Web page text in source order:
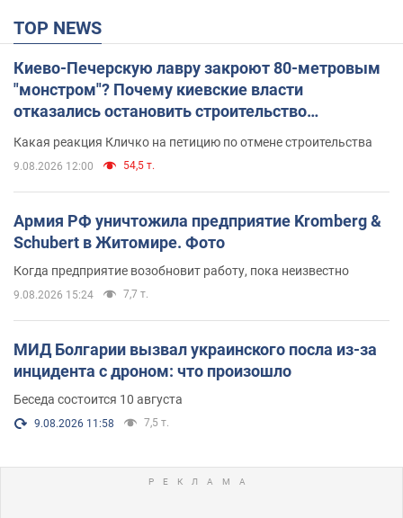
TOP NEWS
Киево-Печерскую лавру закроют 80-метровым
"монстром"? Почему киевские власти
отказались остановить строительство
Какая реакция Кличко на петицию по отмене строительства
9.08.2026 12:00 54,5 т.
Армия РФ уничтожила предприятие Kromberg &
Schubert в Житомире. Фото
Когда предприятие возобновит работу, пока неизвестно
9.08.2026 15:24 7,7 т.
МИД Болгарии вызвал украинского посла из-за
инцидента с дроном: что произошло
Беседа состоится 10 августа
9.08.2026 11:58 7,5 т.